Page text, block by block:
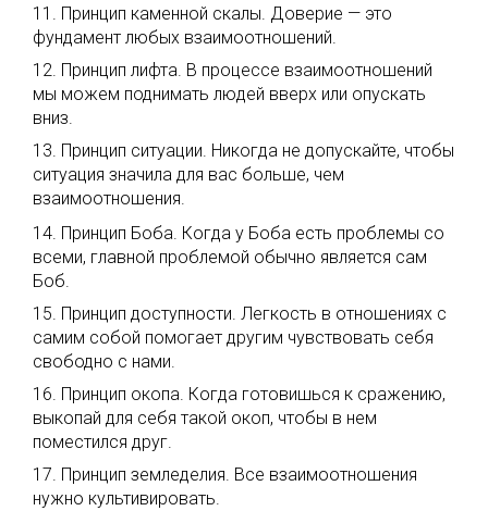
11. Принцип каменной скалы. Доверие — это
фундамент любых взаимоотношений.
12. Принцип лифта. В процессе взаимоотношений
мы можем поднимать людей вверх или опускать
вниз.
13. Принцип ситуации. Никогда не допускайте, чтобы
ситуация значила для вас больше, чем
взаимоотношения.
14. Принцип Боба. Когда у Боба есть проблемы со
всеми, главной проблемой обычно является сам
Боб.
15. Принцип доступности. Легкость в отношениях с
самим собой помогает другим чувствовать себя
свободно с нами.
16. Принцип окопа. Когда готовишься к сражению,
выкопай для себя такой окоп, чтобы в нем
поместился друг.
17. Принцип земледелия. Все взаимоотношения
нужно культивировать.